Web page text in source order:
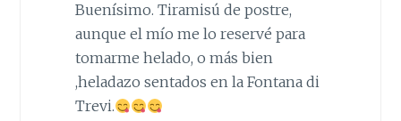
Buenísimo. Tiramisú de postre,
aunque el mío me lo reservé para
tomarme helado, o más bien
,heladazo sentados en la Fontana di
Trevi.